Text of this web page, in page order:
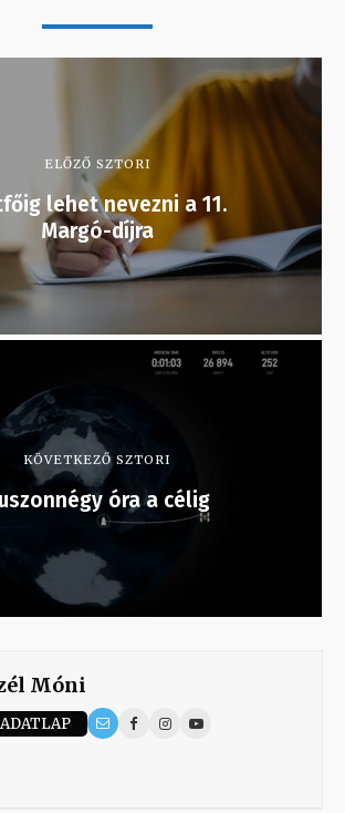
ELŐZŐ SZTORI
lehet nevezni a 11.
Margó-díjra
KÖVETKEZŐ SZTORI
óra a célig
Móni
ADATLAP